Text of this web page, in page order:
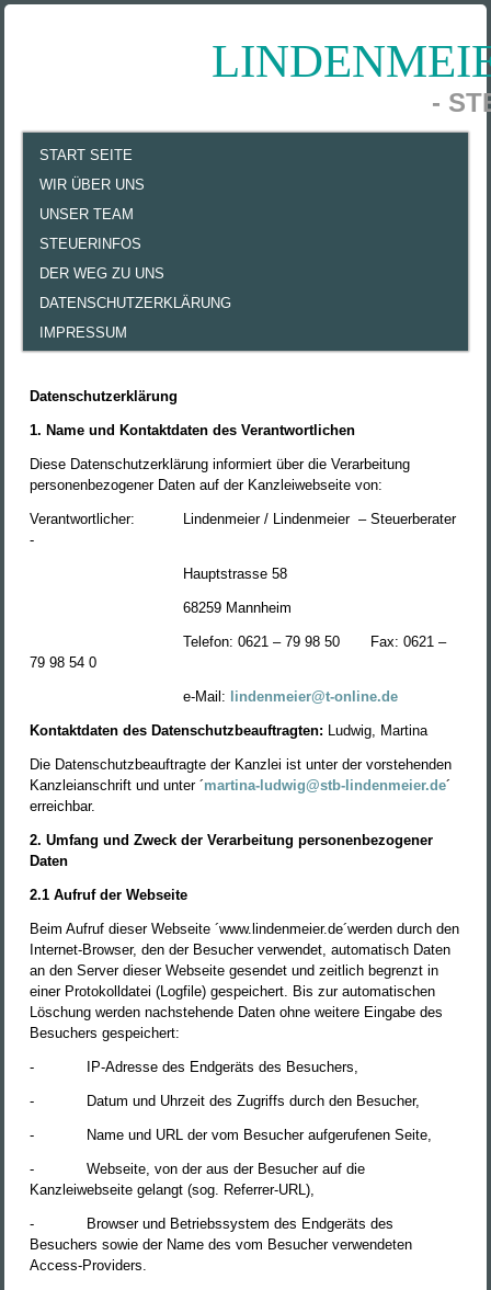
-
START SEITE
WIR ÜBER UNS
UNSER TEAM
STEUERINFOS
DER WEG ZU UNS
DATENSCHUTZERKLÄRUNG
IMPRESSUM
Datenschutzerklärung
1. Name und Kontaktdaten des Verantwortlichen
Diese Datenschutzerklärung informiert über die Verarbeitung
personenbezogener Daten auf der Kanzleiwebseite von:
Verantwortlicher: Lindenmeier / Lindenmeier – Steuerberater
-
Hauptstrasse 58
68259 Mannheim
Telefon: 0621 – 79 98 50
Fax: 0621 –
79 98 54 0
e-Mail: lindenmeier@t-online.de
Kontaktdaten des Datenschutzbeauftragten: Ludwig, Martina
Die Datenschutzbeauftragte der Kanzlei ist unter der vorstehenden
Kanzleianschrift und unter ´martina-ludwig@stb-lindenmeier.de´
erreichbar.
2. Umfang und Zweck der Verarbeitung personenbezogener
Daten
2.1 Aufruf der Webseite
Beim Aufruf dieser Webseite ´www.lindenmeier.de´werden durch den
Internet-Browser, den der Besucher verwendet, automatisch Daten
an den Server dieser Webseite gesendet und zeitlich begrenzt in
einer Protokolldatei (Logfile) gespeichert. Bis zur automatischen
Löschung werden nachstehende Daten ohne weitere Eingabe des
Besuchers gespeichert:
- IP-Adresse des Endgeräts des Besuchers,
- Datum und Uhrzeit des Zugriffs durch den Besucher,
- Name und URL der vom Besucher aufgerufenen Seite,
-
Webseite, von der aus der Besucher auf die
Kanzleiwebseite gelangt (sog. Referrer-URL),
-
Browser und Betriebssystem des Endgeräts des
Besuchers sowie der Name des vom Besucher verwendeten
Access-Providers.